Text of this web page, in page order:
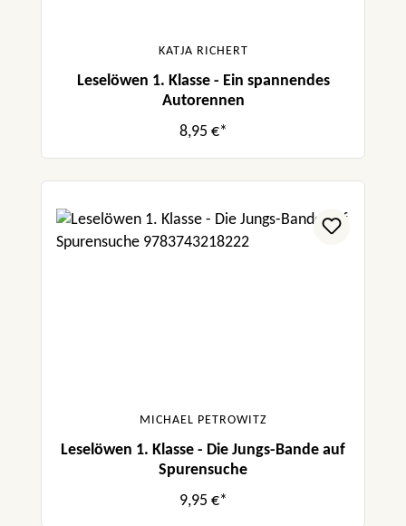
KATJA RICHERT
Leselöwen 1. Klasse - Ein spannendes
Autorennen
8,95 €*
MICHAEL PETROWITZ
Leselöwen 1. Klasse - Die Jungs-Bande auf
Spurensuche
9,95 €*